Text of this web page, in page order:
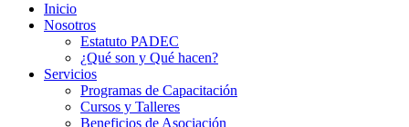
Inicio
Nosotros
Estatuto PADEC
¿Qué son y Qué hacen?
Servicios
Programas de Capacitación
Cursos y Talleres
Beneficios de Asociación